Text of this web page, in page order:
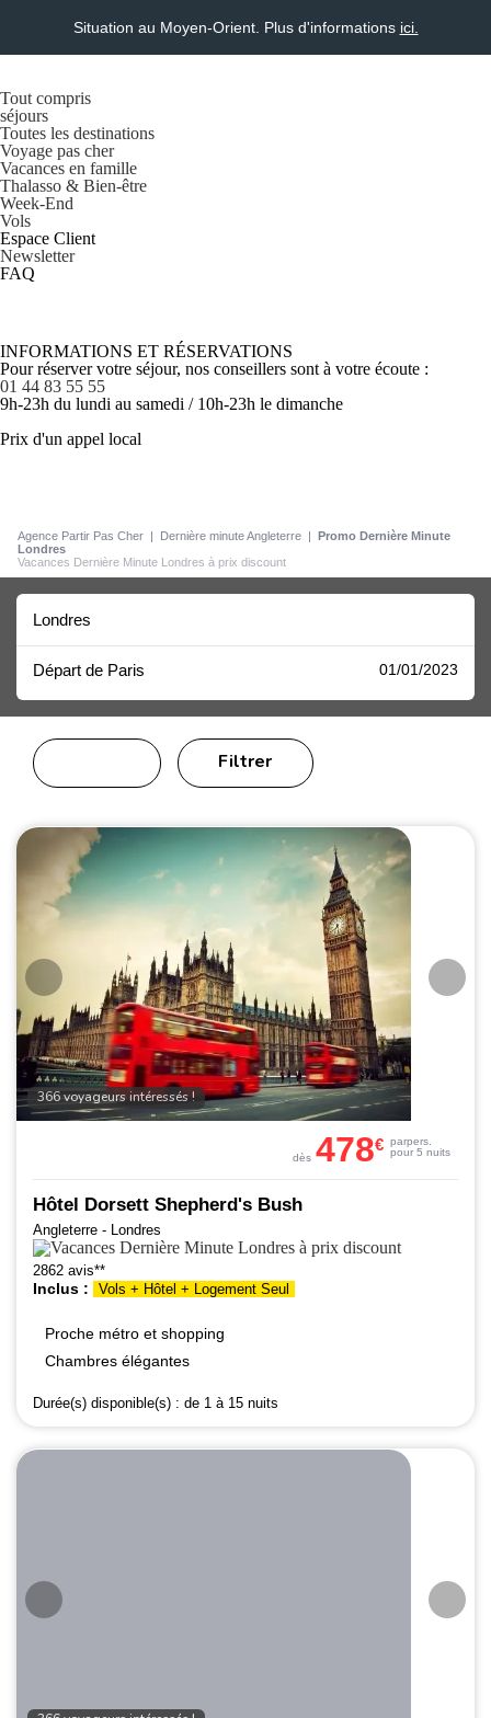
Situation au Moyen-Orient. Plus d'informations ici.
Tout compris
séjours
Toutes les destinations
Voyage pas cher
Vacances en famille
Thalasso & Bien-être
Week-End
Vols
Espace Client
Newsletter
FAQ
INFORMATIONS ET RÉSERVATIONS
Pour réserver votre séjour, nos conseillers sont à votre écoute :
01 44 83 55 55
9h-23h du lundi au samedi / 10h-23h le dimanche
Prix d'un appel local
Agence Partir Pas Cher | Dernière minute Angleterre | Promo Dernière Minute
Londres
Vacances Dernière Minute Londres à prix discount
Londres
Départ de Paris 01/01/2023
Filtrer
366 voyageurs intéressés !
Hôtel Dorsett Shepherd's Bush
Angleterre - Londres
2862 avis**
Inclus : Vols + Hôtel + Logement Seul
Proche métro et shopping
Chambres élégantes
Durée(s) disponible(s) : de 1 à 15 nuits
dès 478€ parpers.
pour 5 nuits